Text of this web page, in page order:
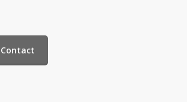
Contact